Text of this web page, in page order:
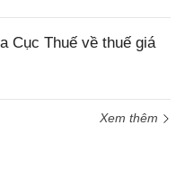
Cục Thuế về thuế giá
Xem thêm